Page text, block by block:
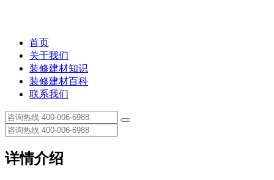
首页
关于我们
装修建材知识
装修建材百科
联系我们
详情介绍